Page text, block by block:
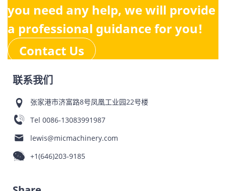
you need any help, we will provide
a professional guidance for you!
Contact Us
联系我们
张家港市济富路8号凤凰工业园22号楼
Tel 0086-13083991987
lewis@micmachinery.com
+1(646)203-9185